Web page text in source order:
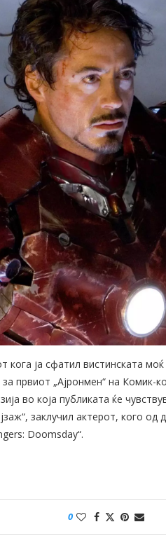
кога ја сфатил вистинската
првиот „Ајронмен“ на Комик-
во која публиката ќе
заклучил актерот, кого
Doomsday“.
0